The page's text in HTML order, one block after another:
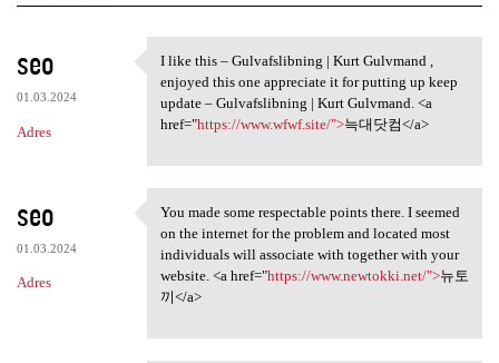
K
o
m
e
t
a
r
seo
01.03.2024
Adres
I like this – Gulvafslibning
I like this – Gulvafslibning | Kurt Gulvmand ,
enjoyed this one appreciate it for putting up keep
update – Gulvafslibning | Kurt Gulvmand. <a
href="https://www.wfwf.site/">늑대닷컴</a>
seo
01.03.2024
Adres
You made some respectable
You made some respectable points there. I seemed
on the internet for the problem and located most
individuals will associate with together with your
website. <a href="https://www.newtokki.net/">뉴토
끼</a>